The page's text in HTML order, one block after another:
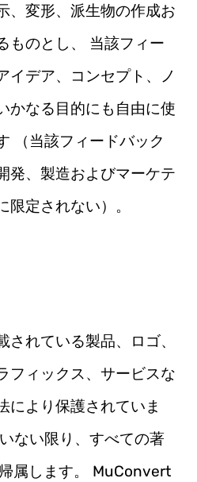
、変形、派生物の作成お
ものとし、 当該フィー
イデア、コンセプト、ノ
かなる目的にも自由に使
（当該フィードバック
発、製造およびマーケテ
限定されない）。
れている製品、ロゴ、
フィックス、サービスな
により保護されていま
ない限り、すべての著
属します。 MuConvert